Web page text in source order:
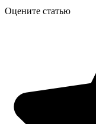
Оцените статью